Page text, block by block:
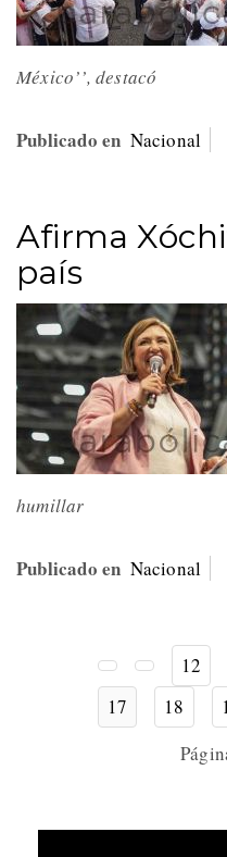
México’’, destacó
Publicado en Nacional
Afirma
país
humillar
Publicado en Nacional
12
17
18